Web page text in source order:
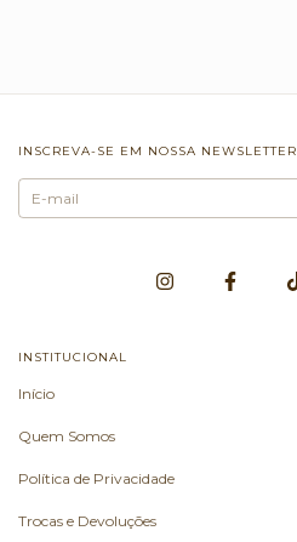
INSCREVA-SE EM NOSSA NEWSLETTER
INSTITUCIONAL
Início
Quem Somos
Política de Privacidade
Trocas e Devoluções